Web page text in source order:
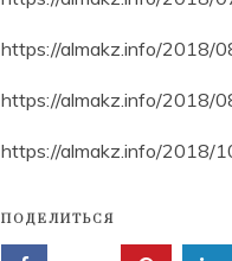
https://almakz.info/2018/
https://almakz.info/2018/
https://almakz.info/2018/
ПОДЕЛИТЬСЯ